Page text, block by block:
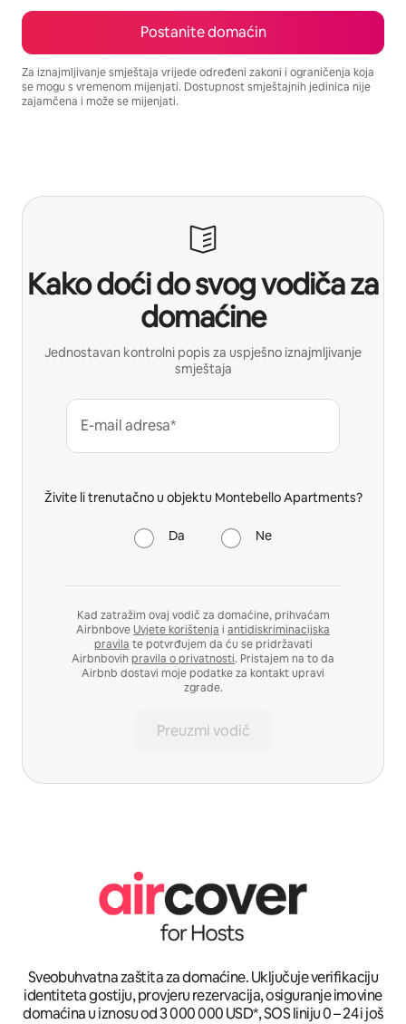
Postanite domaćin
Za iznajmljivanje smještaja vrijede određeni zakoni i ograničenja koja
se mogu s vremenom mijenjati. Dostupnost smještajnih jedinica nije
zajamčena i može se mijenjati.
Kako doći do svog vodiča za
domaćine
Jednostavan kontrolni popis za uspješno iznajmljivanje
smještaja
E-mail adresa*
Živite li trenutačno u objektu Montebello Apartments?
Da Ne
Kad zatražim ovaj vodič za domaćine, prihvaćam
AirbnboveUvjete korištenja i antidiskriminacijska
pravila te potvrđujem da ću se pridržavati
Airbnbovih pravila o privatnosti. Pristajem na to da
Airbnb dostavi moje podatke za kontakt upravi
zgrade.
Preuzmi vodič
Sveobuhvatna zaštita za domaćine. Uključuje verifikaciju
identiteta gostiju, provjeru rezervacija, osiguranje imovine
domaćina u iznosu od 3 000 000 USD*, SOS liniju 0 – 24 i još